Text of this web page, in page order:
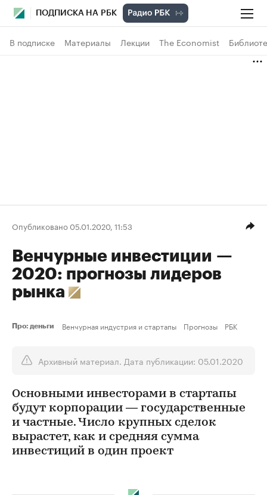
ПОДПИСКА НА РБК
В подписке Материалы Лекции The Economist
Опубликовано 05.01.2020, 11:53
Венчурные инвестиции —
2020: прогнозы лидеров
рынка
Про: деньги Венчурная индустрия и стартапы Прогнозы РБК
Архивный материал. Дата публикации: 05.01.2020
Основными инвесторами в стартапы
будут корпорации — государственные
и частные. Число крупных сделок
вырастет, как и средняя сумма
инвестиций в один проект